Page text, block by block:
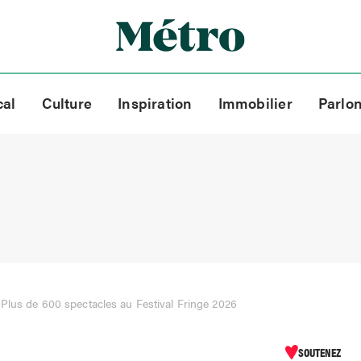
Culture Inspiration Immobilier
Plus de 600 spectacles au Festival Fringe 2026
SOUTENEZ